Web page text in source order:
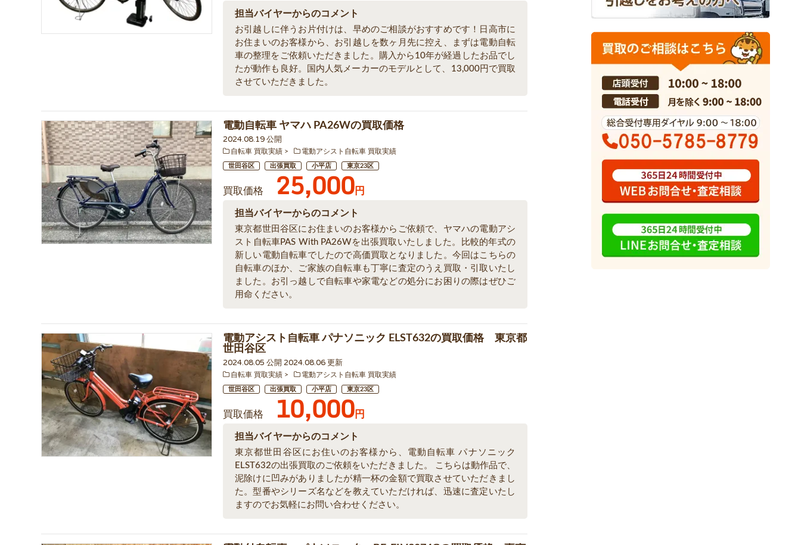
担当バイヤーからのコメント
お引越しに伴うお片付けは、早めのご相談がおすすめです！日高市に
お住まいのお客様から、お引越しを数ヶ月先に控え、まずは電動自転
車の整理をご依頼いただきました。購入から10年が経過したお品でし
たが動作も良好。国内人気メーカーのモデルとして、13,000円で買取
させていただきました。
電動自転車 ヤマハ PA26Wの買取価格
2024.08.19 公開
自転車 買取実績 電動アシスト自転車 買取実績
世田谷区 出張買取 小平店 東京23区
買取価格 25,000円
担当バイヤーからのコメント
東京都世田谷区にお住まいのお客様からご依頼で、ヤマハの電動アシ
スト自転車PAS With PA26Wを出張買取いたしました。比較的年式の
新しい電動自転車でしたので高価買取となりました。今回はこちらの
自転車のほか、ご家族の自転車も丁寧に査定のうえ買取・引取いたし
ました。お引っ越しで自転車や家電などの処分にお困りの際はぜひご
用命ください。
電動アシスト自転車 パナソニック ELST632の買取価格 東京都
世田谷区
2024.08.05 公開 2024.08.06 更新
自転車 買取実績 電動アシスト自転車 買取実績
世田谷区 出張買取 小平店 東京23区
買取価格 10,000円
担当バイヤーからのコメント
東京都世田谷区にお住いのお客様から、電動自転車 パナソニック
ELST632の出張買取のご依頼をいただきました。 こちらは動作品で、
泥除けに凹みがありましたが精一杯の金額で買取させていただきまし
た。型番やシリーズ名などを教えていただければ、迅速に査定いたし
ますのでお気軽にお問い合わせください。